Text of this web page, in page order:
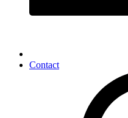
Contact